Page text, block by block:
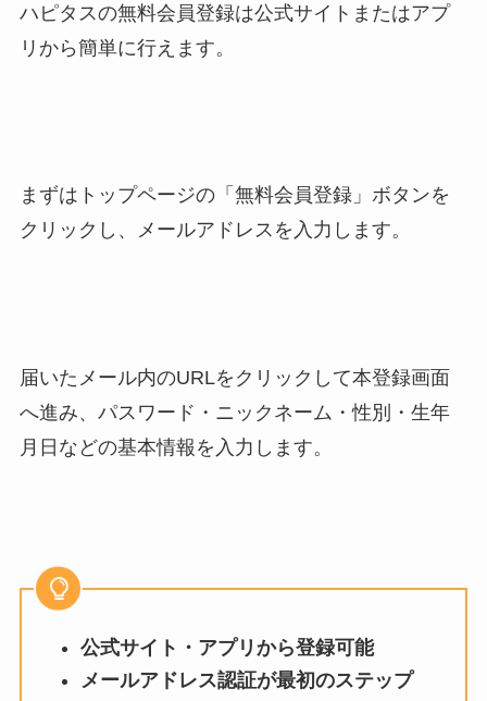
ハピタスの無料会員登録は公式サイトまたはアプ
リから簡単に行えます。
まずはトップページの「無料会員登録」ボタンを
クリックし、メールアドレスを入力します。
届いたメール内のURLをクリックして本登録画面
へ進み、パスワード・ニックネーム・性別・生年
月日などの基本情報を入力します。
公式サイト・アプリから登録可能
メールアドレス認証が最初のステップ